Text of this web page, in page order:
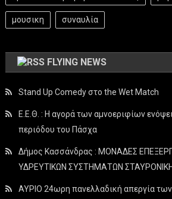
μουσικη συναυλία
FLYING NEWS
Stand Up Comedy στο the Wet Match
Ε.Ε.Θ. : Η αγορά των αμνοεριφίων
περιόδου του Πάσχα
Δήμος Κασσάνδρας : ΜΟΝΑΔΕΣ
ΥΔΡΕΥΤΙΚΩΝ ΣΥΣΤΗΜΑΤΩΝ
ΑΥΡΙΟ 24ωρη πανελλαδική απεργία